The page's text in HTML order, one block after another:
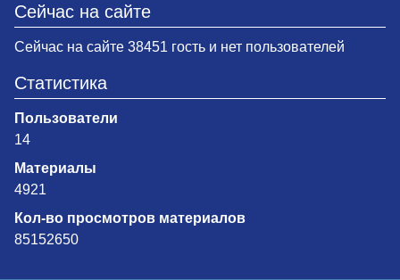
Сейчас на сайте
Сейчас на сайте 38451 гость и нет пользователей
Статистика
Пользователи
14
Материалы
4921
Кол-во просмотров материалов
85152650